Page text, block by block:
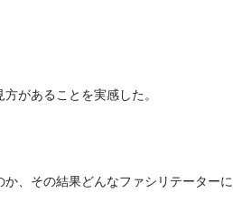
あることを実感した。
その結果どんなファシリテーター